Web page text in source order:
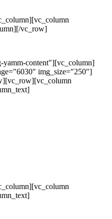
vc_row]
yamm-content"][vc_column]
img_size="250"]